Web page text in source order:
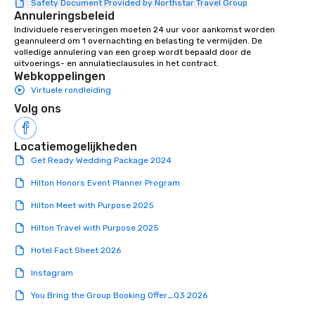
celebrations where people share
laughter and find joy. From birthdays,
to anniversaries, to graduations and
more, Premiere will bring the basics
you need to the party, and provide the
‘frills’ you want to help realize your
event dreams. If on the other hand,
you’re wanting to ‘get down to
business’, we can handle your wants
and needs equally well. We’re in
business too, and we know you’re
value, and we’re proud to say that
proven expertise, rental product
meeting planners and destination
your knowledge, understand your
Safety Document Provided by Northstar Travel Group
Annuleringsbeleid
Individuele reserveringen moeten 24 uur voor aankomst worden
geannuleerd om 1 overnachting en belasting te vermijden. De
volledige annulering van een groep wordt bepaald door de
uitvoerings- en annulatieclausules in het contract.
Webkoppelingen
Virtuele rondleiding
Volg ons
Locatiemogelijkheden
Get Ready Wedding Package 2024
Hilton Honors Event Planner Program
Hilton Meet with Purpose 2025
Hilton Travel with Purpose 2025
Hotel Fact Sheet 2026
Instagram
You Bring the Group Booking Offer_Q3 2026